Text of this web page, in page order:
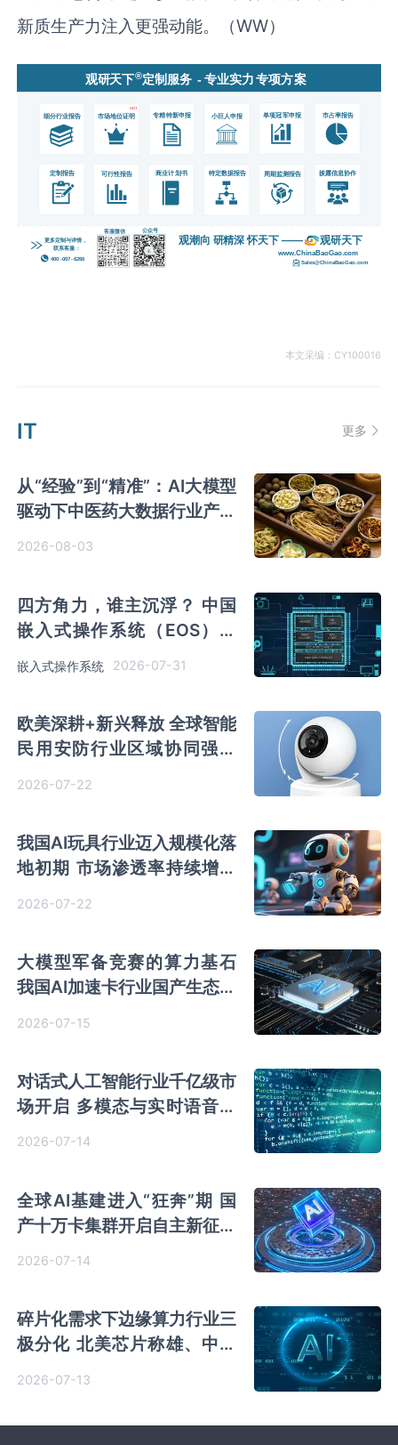
新质生产力注入更强动能。（WW）
本文采编：CY100016
IT 更多
从“经验”到“精准”：AI大模型
驱动下中医药大数据行业产业
变革
2026-08-03
四方角力，谁主沉浮？ 中国
嵌入式操作系统（EOS）行
嵌入式操作系统 2026-07-31
欧美深耕+新兴释放 全球智能
民用安防行业区域协同强化
2026-07-22
我国AI玩具行业迈入规模化落
地初期 市场渗透率持续增长
2026-07-22
大模型军备竞赛的算力基石
我国AI加速卡行业国产生态链
2026-07-15
对话式人工智能行业千亿级市
场开启 多模态与实时语音重
2026-07-14
全球AI基建进入“狂奔”期 国
产十万卡集群开启自主新征程
2026-07-14
碎片化需求下边缘算力行业三
极分化 北美芯片称雄、中国
2026-07-13